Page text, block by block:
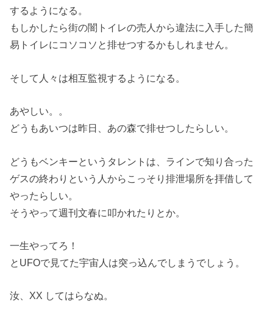
するようになる。
もしかしたら街の闇トイレの売人から違法に入手した簡
易トイレにコソコソと排せつするかもしれません。
そして人々は相互監視するようになる。
あやしい。。
どうもあいつは昨日、あの森で排せつしたらしい。
どうもベンキーというタレントは、ラインで知り合った
ゲスの終わりという人からこっそり排泄場所を拝借して
やったらしい。
そうやって週刊文春に叩かれたりとか。
一生やってろ！
とUFOで見てた宇宙人は突っ込んでしまうでしょう。
汝、XX してはらなぬ。